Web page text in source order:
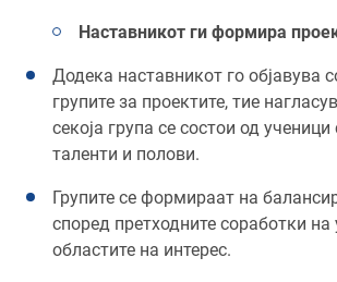
Наставникот ги формира
Додека наставникот го објавува
групите за проектите, тие
секоја група се состои од
таленти и полови.
Групите се формираат на
според претходните соработки на
областите на интерес.